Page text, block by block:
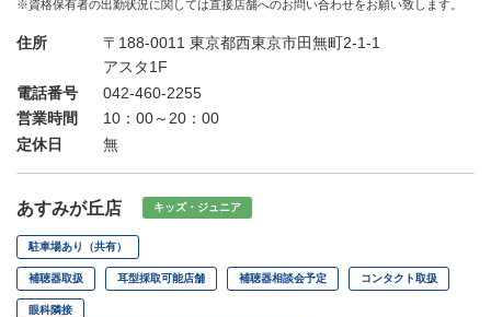
※資格保有者の出勤状況に関しては直接店舗へのお問い合わせをお願い致します。
住所
〒188-0011 東京都西東京市田無町2-1-1
アスタ1F
電話番号
042-460-2255
営業時間
10：00～20：00
定休日
無
あすみが丘店 キッズ・ジュニア
駐車場あり（共有）
補聴器取扱 耳型採取可能店舗 補聴器相談会予定 コンタクト取扱
眼科隣接